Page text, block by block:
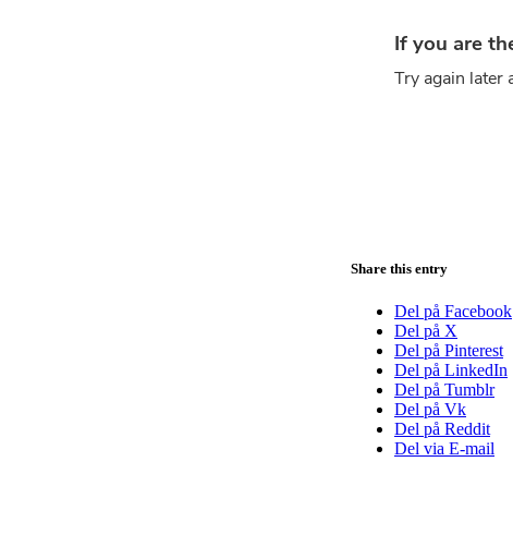
Share this entry
Del på Facebook
Del på X
Del på Pinterest
Del på LinkedIn
Del på Tumblr
Del på Vk
Del på Reddit
Del via E-mail